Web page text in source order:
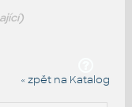
« zpět na Katalog